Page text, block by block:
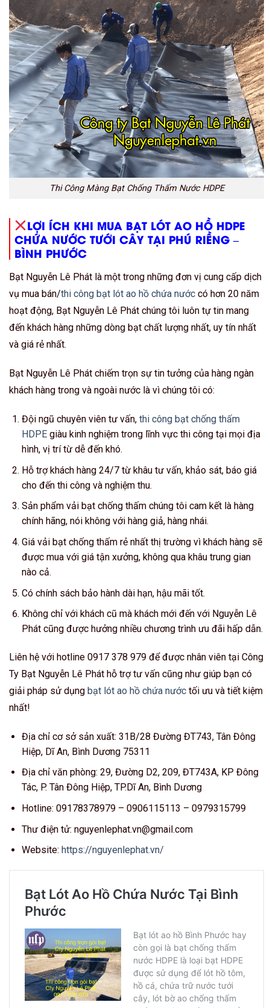
Thi Công Màng Bạt Chống Thấm Nước HDPE
LỢI ÍCH KHI MUA BẠT LÓT AO HỒ HDPE
CHỨA NƯỚC TƯỚI CÂY TẠI PHÚ RIỀNG –
BÌNH PHƯỚC
Bạt Nguyễn Lê Phát là một trong những đơn vị cung cấp dịch
vụ mua bán/thi công bạt lót ao hồ chứa nước có hơn 20 năm
hoạt động, Bạt Nguyễn Lê Phát chúng tôi luôn tự tin mang
đến khách hàng những dòng bạt chất lượng nhất, uy tín nhất
và giá rẻ nhất.
Bạt Nguyễn Lê Phát chiếm trọn sự tin tưởng của hàng ngàn
khách hàng trong và ngoài nước là vì chúng tôi có:
Đội ngũ chuyên viên tư vấn, thi công bạt chống thấm
HDPEgiàu kinh nghiệm trong lĩnh vực thi công tại mọi địa
hình, vị trí từ dễ đến khó.
Hỗ trợ khách hàng 24/7 từ khâu tư vấn, khảo sát, báo giá
cho đến thi công và nghiệm thu.
Sản phẩm vải bạt chống thấm chúng tôi cam kết là hàng
chính hãng, nói không với hàng giả, hàng nhái.
Giá vải bạt chống thấm rẻ nhất thị trường vì khách hàng sẽ
được mua với giá tận xưởng, không qua khâu trung gian
nào cả.
Có chính sách bảo hành dài hạn, hậu mãi tốt.
Không chỉ với khách cũ mà khách mới đến với Nguyễn Lê
Phát cũng được hưởng nhiều chương trình ưu đãi hấp dẫn.
Liên hệ với hotline 0917 378 979 để được nhân viên tại Công
Ty Bạt Nguyễn Lê Phát hỗ trợ tư vấn cũng như giúp bạn có
giải pháp sử dụng bạt lót ao hồ chứa nước tối ưu và tiết kiệm
nhất!
Địa chỉ cơ sở sản xuất: 31B/28 Đường ĐT743, Tân Đông
Hiệp, Dĩ An, Bình Dương 75311
Địa chỉ văn phòng: 29, Đường D2, 209, ĐT743A, KP Đông
Tác, P. Tân Đông Hiệp, TP.Dĩ An, Bình Dương
Hotline: 09178378979 – 0906115113 – 0979315799
Thư điện tử: nguyenlephat.vn@gmail.com
Website: https://nguyenlephat.vn/